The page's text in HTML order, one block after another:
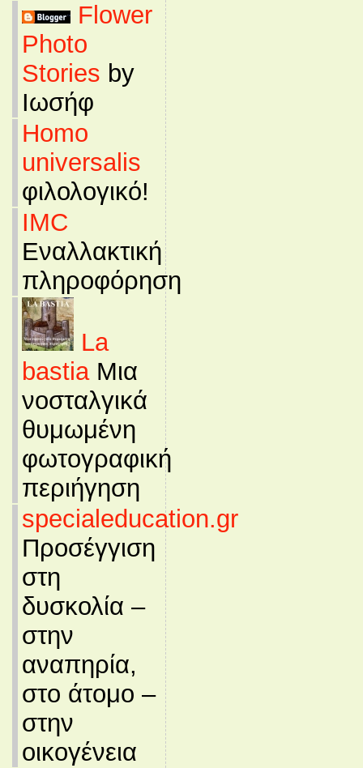
Flower
Photo
Stories by
Ιωσήφ
Homo
universalis
φιλολογικό!
IMC
Εναλλακτική
πληροφόρηση
La
bastiaΜια
νοσταλγικά
θυμωμένη
φωτογραφική
περιήγηση
specialeducation.gr
Προσέγγιση
στη
δυσκολία –
στην
αναπηρία,
στο άτομο –
στην
οικογένεια